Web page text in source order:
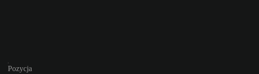
Pozycja